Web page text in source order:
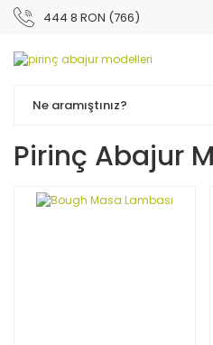
444 8 RON (766)
Pirinç Abajur